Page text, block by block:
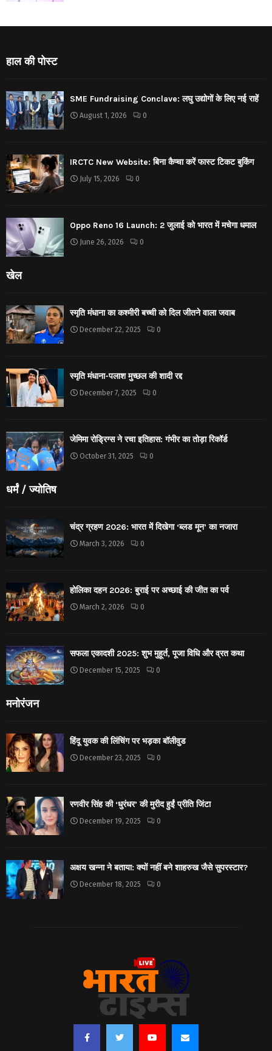
हाल की पोस्ट
SME Fundraising Conclave: लघु उद्योगों के लिए नई राहें
August 1, 2026 0
IRCTC New Website: बिना कैप्चा करें फास्ट टिकट बुकिंग
July 15, 2026 0
Oppo Reno 16 Launch: 2 जुलाई को भारत में मचेगा धमाल
June 26, 2026 0
खेल
स्मृति मंधाना का कश्मीरी बच्ची को दिल जीतने वाला जवाब
December 22, 2025 0
स्मृति मंधाना-पलाश मुच्छल की शादी रद्द
December 7, 2025 0
जेमिमा रोड्रिग्स ने रचा इतिहास: गंभीर का तोड़ा रिकॉर्ड
October 31, 2025 0
धर्मं / ज्योतिष
चंद्र ग्रहण 2026: भारत में दिखेगा ‘ब्लड मून’ का नजारा
March 3, 2026 0
होलिका दहन 2026: बुराई पर अच्छाई की जीत का पर्व
March 2, 2026 0
सफला एकादशी 2025: शुभ मुहूर्त, पूजा विधि और व्रत कथा
December 15, 2025 0
मनोरंजन
हिंदू युवक की लिंचिंग पर भड़का बॉलीवुड
December 23, 2025 0
रणवीर सिंह की ‘धुरंधर’ की मुरीद हुईं प्रीति जिंटा
December 19, 2025 0
अक्षय खन्ना ने बताया: क्यों नहीं बने शाहरुख जैसे सुपरस्टार?
December 18, 2025 0